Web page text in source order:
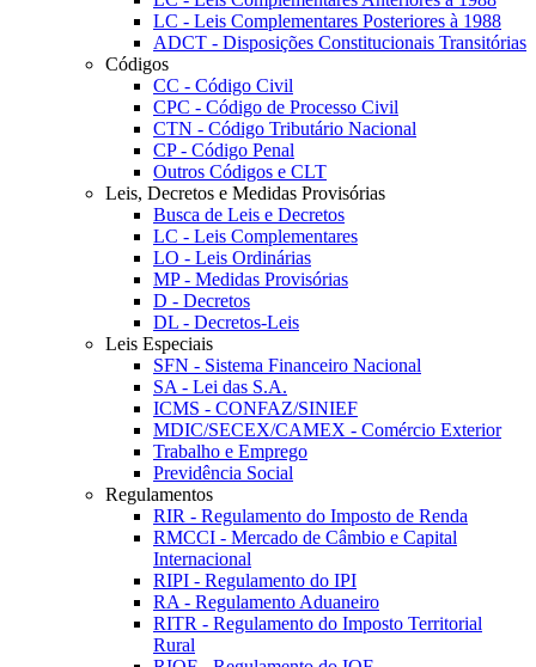
LC - Leis Complementares Posteriores à 1988
ADCT - Disposições Constitucionais Transitórias
Códigos
CC - Código Civil
CPC - Código de Processo Civil
CTN - Código Tributário Nacional
CP - Código Penal
Outros Códigos e CLT
Leis, Decretos e Medidas Provisórias
Busca de Leis e Decretos
LC - Leis Complementares
LO - Leis Ordinárias
MP - Medidas Provisórias
D - Decretos
DL - Decretos-Leis
Leis Especiais
SFN - Sistema Financeiro Nacional
SA - Lei das S.A.
ICMS - CONFAZ/SINIEF
MDIC/SECEX/CAMEX - Comércio Exterior
Trabalho e Emprego
Previdência Social
Regulamentos
RIR - Regulamento do Imposto de Renda
RMCCI - Mercado de Câmbio e Capital
Internacional
RIPI - Regulamento do IPI
RA - Regulamento Aduaneiro
RITR - Regulamento do Imposto Territorial
Rural